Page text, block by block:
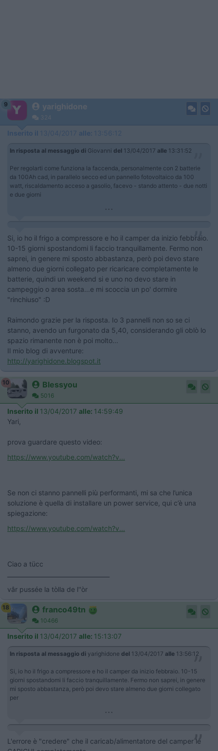
9 yarighidone
324
Inserito il 13/04/2017 alle: 13:56:12
In risposta al messaggio di Giovanni del 13/04/2017 alle 13:31:52
Per regolarti come funziona la faccenda, personalmente con 2 batterie
da 100Ah cad, in parallelo secco ed un pannello fotovoltaico da 100
watt, riscaldamento acceso a gasolio, facevo - stando attento - due notti
e due giorni
...
Si, io ho il frigo a compressore e ho il camper da inizio febbraio.
10-15 giorni spostandomi li faccio tranquillamente. Fermo non
saprei, in genere mi sposto abbastanza, però poi devo stare
almeno due giorni collegato per ricaricare completamente le
batterie, quindi un weekend si e uno no devo stare in
campeggio o area sosta...e mi scoccia un po' dormire
"rinchiuso" :D
Raimondo grazie per la risposta. Io 3 pannelli non so se ci
stanno, avendo un furgonato da 5,40, considerando gli oblò lo
spazio rimanente non è poi molto...
Il mio blog di avventure:
http://yarighidone.blogspot.it
10 Blessyou
5016
Inserito il 13/04/2017 alle: 14:59:49
Yari,
prova guardare questo video:
https://www.youtube.com/watch?v...
Se non ci stanno pannelli più performanti, mi sa che l’unica
soluzione è quella di installare un power service, qui c’è una
spiegazione:
https://www.youtube.com/watch?v...
Ciao a tücc
vâr pussée la tòlla de l''òr
18 franco49tn
10466
Inserito il 13/04/2017 alle: 15:13:07
In risposta al messaggio di yarighidone del 13/04/2017 alle 13:56:12
Si, io ho il frigo a compressore e ho il camper da inizio febbraio. 10-15
giorni spostandomi li faccio tranquillamente. Fermo non saprei, in genere
mi sposto abbastanza, però poi devo stare almeno due giorni collegato
per
...
L'errore è "credere" che il caricab/alimentatore del camper le